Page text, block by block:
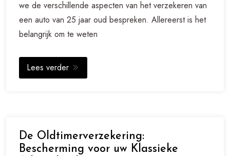
we de verschillende aspecten van het verzekeren van
een auto van 25 jaar oud bespreken. Allereerst is het
belangrijk om te weten
Lees verder
De Oldtimerverzekering:
Bescherming voor uw Klassieke